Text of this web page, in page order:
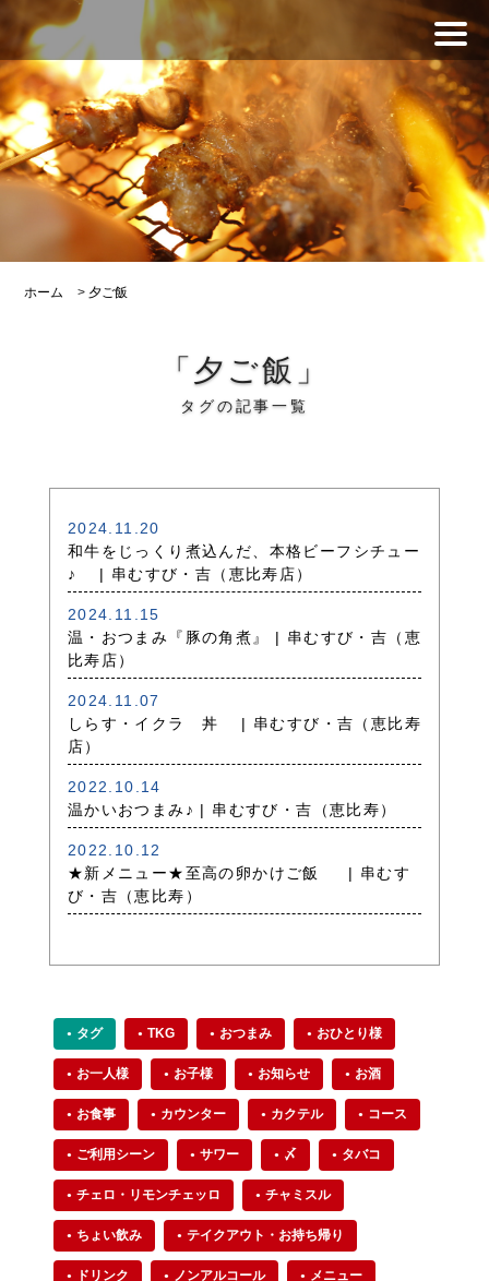
ホーム > 夕ご飯
「夕ご飯」
タグの記事一覧
2024.11.20
和牛をじっくり煮込んだ、本格ビーフシチュー
♪ | 串むすび・吉（恵比寿店）
2024.11.15
温・おつまみ『豚の角煮』 | 串むすび・吉（恵
比寿店）
2024.11.07
しらす・イクラ 丼 | 串むすび・吉（恵比寿
店）
2022.10.14
温かいおつまみ♪ | 串むすび・吉（恵比寿）
2022.10.12
★新メニュー★至高の卵かけご飯 | 串むす
び・吉（恵比寿）
タグ TKG おつまみ おひとり様
お一人様 お子様 お知らせ お酒
お食事 カウンター カクテル コース
ご利用シーン サワー 〆 タバコ
チェロ・リモンチェッロ チャミスル
ちょい飲み テイクアウト・お持ち帰り
ドリンク ノンアルコール メニュー